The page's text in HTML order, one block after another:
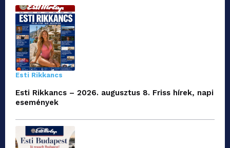
Esti Rikkancs
Esti Rikkancs – 2026. augusztus 8. Friss hírek, napi
események